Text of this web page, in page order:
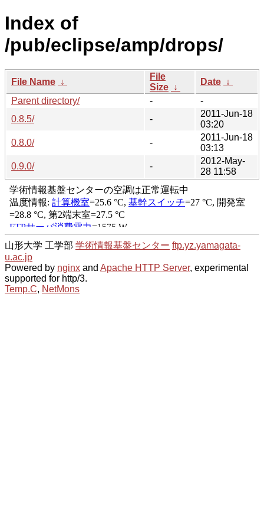
Index of
/pub/eclipse/amp/drops/
File Name ↓
File
Size ↓
Date ↓
Parent directory/
-
-
0.8.5/
-
2011-Jun-18
03:20
0.8.0/
-
2011-Jun-18
03:13
0.9.0/
-
2012-May-
28 11:58
山形大学 工学部 学術情報基盤センター ftp.yz.yamagata-
u.ac.jp
Powered by nginx and Apache HTTP Server, experimental
supported for http/3.
Temp.C, NetMons